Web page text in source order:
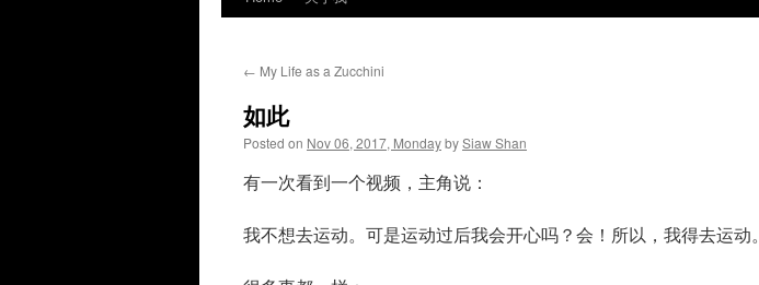
← My Life as a Zucchini
如此
Posted on Nov 06, 2017, MondaybySiaw Shan
有一次看到一个视频，主角说：
我不想去运动。可是运动过后我会开心吗？会！所以，我得去运动。